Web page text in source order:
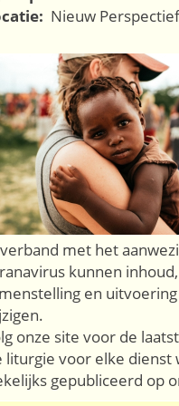
Nieuw Perspectief
met het
kunnen inhoud,
en
onze site voor de
liturgie voor elke dienst
gepubliceerd op